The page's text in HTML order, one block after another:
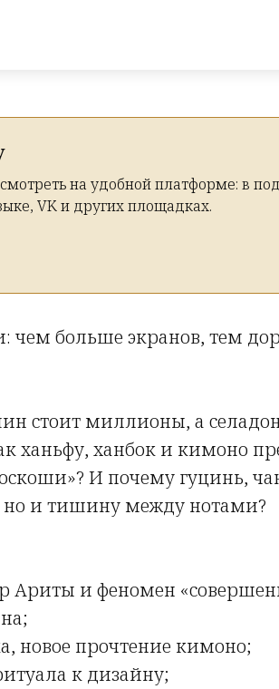
на удобной платформе: в
VK и других площадках.
чем больше экранов, тем
стоит миллионы, а селадон
ханьфу, ханбок и кимоно
И почему гуцинь,
но и тишину между нотами?
Ариты и феномен
новое прочтение кимоно;
к дизайну;